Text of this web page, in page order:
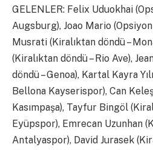
GELENLER: Felix Uduokhai
Augsburg), Joao Mario
Musrati (Kiralıktan döndü –
(Kiralıktan döndü – Rio Ave),
döndü – Genoa), Kartal Kayra
Bellona Kayserispor), Can
Kasımpaşa), Tayfur Bingöl
Eyüpspor), Emrecan Uzunhan
Antalyaspor), David Jurasek